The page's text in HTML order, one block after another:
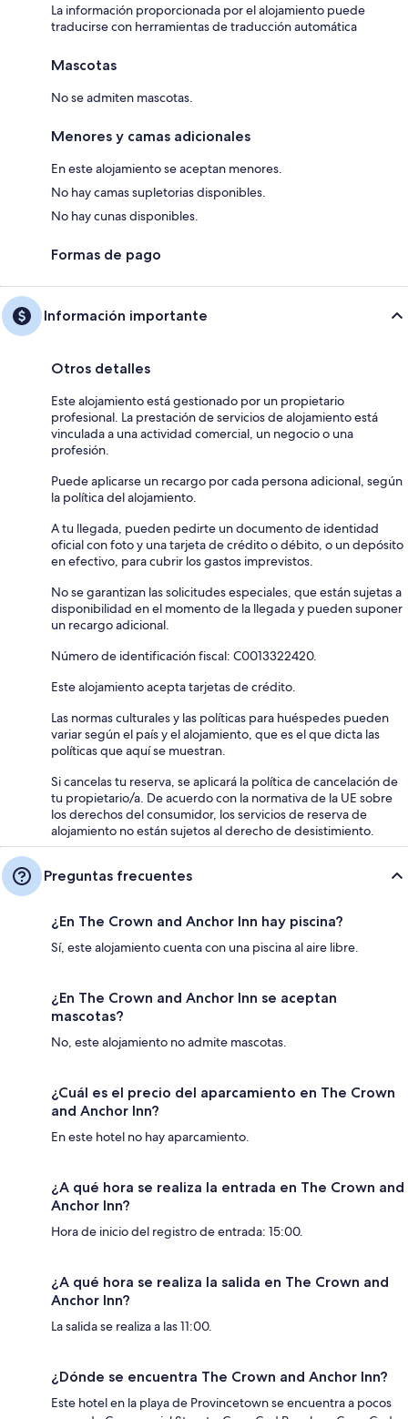
La información proporcionada por el alojamiento puede
traducirse con herramientas de traducción automática
Mascotas
No se admiten mascotas.
Menores y camas adicionales
En este alojamiento se aceptan menores.
No hay camas supletorias disponibles.
No hay cunas disponibles.
Formas de pago
Información importante
Otros detalles
Este alojamiento está gestionado por un propietario
profesional. La prestación de servicios de alojamiento está
vinculada a una actividad comercial, un negocio o una
profesión.
Puede aplicarse un recargo por cada persona adicional, según
la política del alojamiento.
A tu llegada, pueden pedirte un documento de identidad
oficial con foto y una tarjeta de crédito o débito, o un depósito
en efectivo, para cubrir los gastos imprevistos.
No se garantizan las solicitudes especiales, que están sujetas a
disponibilidad en el momento de la llegada y pueden suponer
un recargo adicional.
Número de identificación fiscal: C0013322420.
Este alojamiento acepta tarjetas de crédito.
Las normas culturales y las políticas para huéspedes pueden
variar según el país y el alojamiento, que es el que dicta las
políticas que aquí se muestran.
Si cancelas tu reserva, se aplicará la política de cancelación de
tu propietario/a. De acuerdo con la normativa de la UE sobre
los derechos del consumidor, los servicios de reserva de
alojamiento no están sujetos al derecho de desistimiento.
Preguntas frecuentes
¿En The Crown and Anchor Inn hay piscina?
Sí, este alojamiento cuenta con una piscina al aire libre.
¿En The Crown and Anchor Inn se aceptan
mascotas?
No, este alojamiento no admite mascotas.
¿Cuál es el precio del aparcamiento en The Crown
and Anchor Inn?
En este hotel no hay aparcamiento.
¿A qué hora se realiza la entrada en The Crown and
Anchor Inn?
Hora de inicio del registro de entrada: 15:00.
¿A qué hora se realiza la salida en The Crown and
Anchor Inn?
La salida se realiza a las 11:00.
¿Dónde se encuentra The Crown and Anchor Inn?
Este hotel en la playa de Provincetown se encuentra a pocos